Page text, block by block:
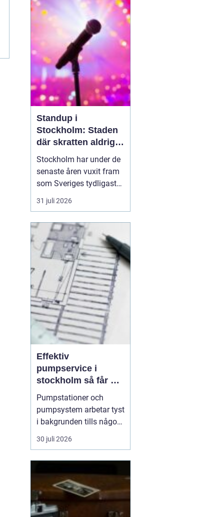
nya ägare. För många
blir städningen
slutspurten som tar mer
energi än planerat.
Genom att först...
Standup i
Stockholm: Staden
där skratten aldrig
tar paus
Stockholm har under de
senaste åren vuxit fram
som Sveriges tydligaste
nav för livehumor.
Många förknippar
teater och museum, men
den som tittar närmare
upptäcker snabbt en
standup-scen som
bubbla...
31 juli 2026
Effektiv
pumpservice i
stockholm så får du
driftsäkra
anläggningar året
runt
Pumpstationer och
pumpsystem arbetar tyst
i bakgrunden tills något
går fel. När en pump
stannar handlar det ofta
eller produktionsbortfall
uppstår. I en växande
storstad ställs höga krav
30 juli 2026